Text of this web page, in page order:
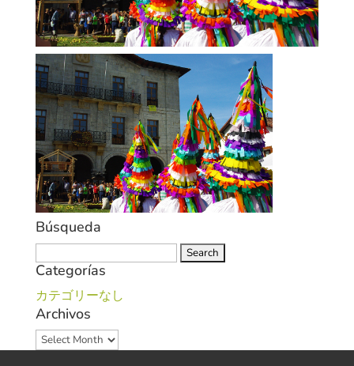
Búsqueda
for:
Categorías
カテゴリーなし
Archivos
Archivos